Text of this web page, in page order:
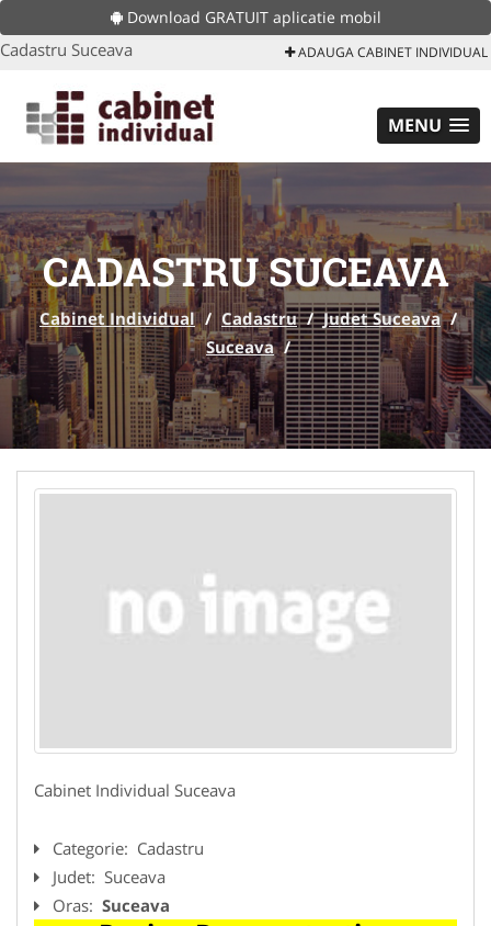
Download GRATUIT aplicatie mobil
Cadastru Suceava ADAUGA CABINET INDIVIDUAL
MENU
CADASTRU SUCEAVA
Cabinet Individual / Cadastru / Judet Suceava /
Suceava /
Cabinet Individual Suceava
Categorie: Cadastru
Judet: Suceava
Oras: Suceava